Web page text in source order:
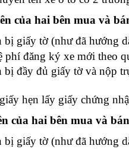
của hai bên mua và
bị giấy tờ (như đã hướng
phí đăng ký xe mới theo
bị đầy đủ giấy tờ và nộp
hẹn lấy giấy chứng
của hai bên mua và
bị giấy tờ (như đã hướng